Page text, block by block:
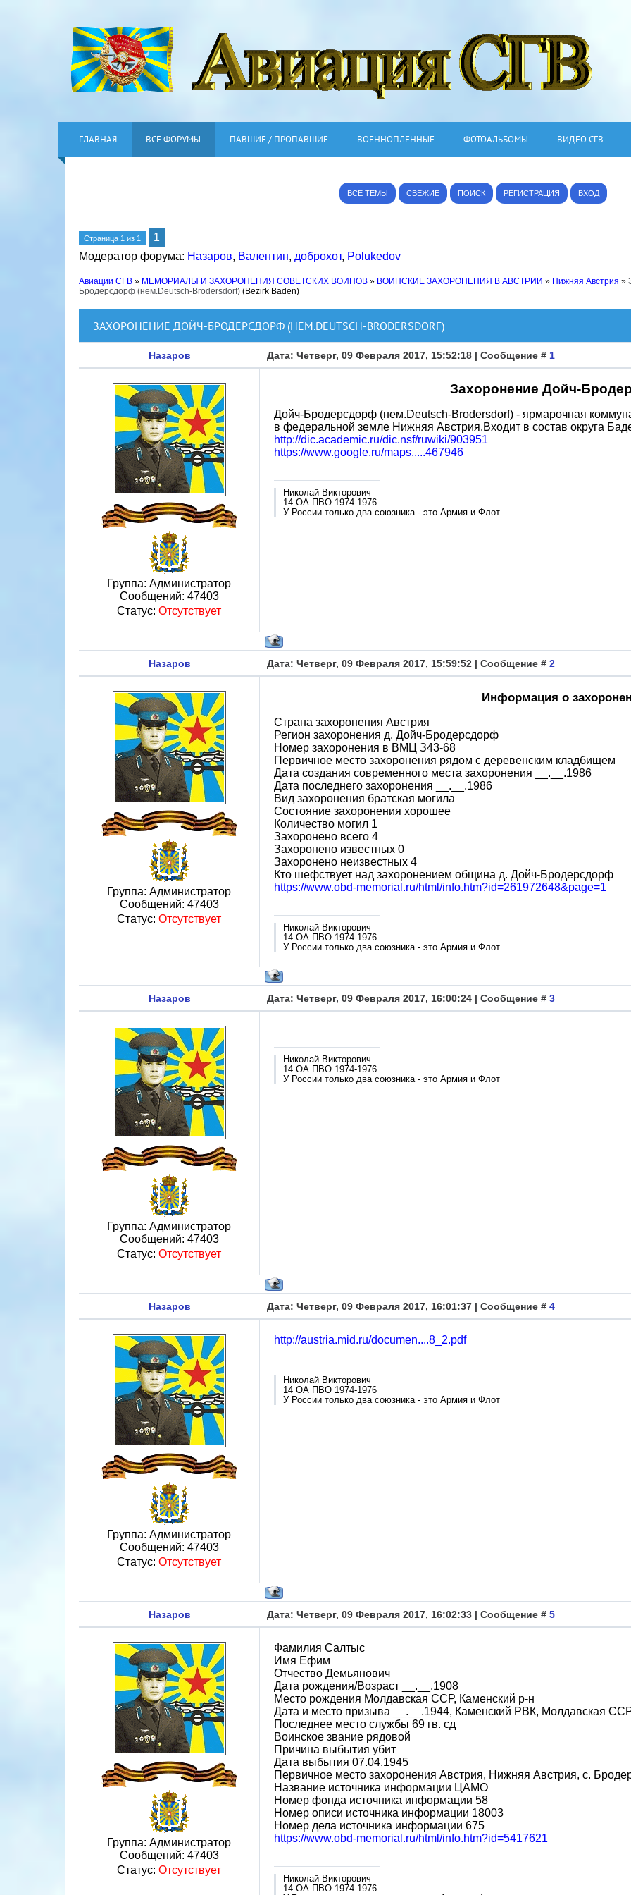
ГЛАВНАЯ ВСЕ ФОРУМЫ ПАВШИЕ / ПРОПАВШИЕ ВОЕННОПЛЕННЫЕ ФОТОАЛЬБОМЫ ВИДЕО СГВ
ВСЕ ТЕМЫ СВЕЖИЕ ПОИСК РЕГИСТРАЦИЯ ВХОД
Страница 1 из 1
1
Модератор форума: Назаров, Валентин, доброхот, Polukedov
Авиации СГВ » МЕМОРИАЛЫ И ЗАХОРОНЕНИЯ СОВЕТСКИХ ВОИНОВ » ВОИНСКИЕ ЗАХОРОНЕНИЯ В АВСТРИИ » Нижняя Австрия »
Бродерсдорф (нем.Deutsch-Brodersdorf) (Bezirk Baden)
ЗАХОРОНЕНИЕ ДОЙЧ-БРОДЕРСДОРФ (НЕМ.DEUTSCH-BRODERSDORF)
Назаров Дата: Четверг, 09 Февраля 2017, 15:52:18 | Сообщение # 1
Группа: Администратор
Сообщений: 47403
Статус: Отсутствует
Захоронение Дойч-
Дойч-Бродерсдорф (нем.Deutsch-Brodersdorf) - ярмарочная
в федеральной земле Нижняя Австрия.Входит в состав округа
http://dic.academic.ru/dic.nsf/ruwiki/903951
https://www.google.ru/maps.....467946
Николай Викторович
14 ОА ПВО 1974-1976
У России только два союзника - это Армия и Флот
Назаров Дата: Четверг, 09 Февраля 2017, 15:59:52 | Сообщение # 2
Группа: Администратор
Сообщений: 47403
Статус: Отсутствует
Информация о
Страна захоронения Австрия
Регион захоронения д. Дойч-Бродерсдорф
Номер захоронения в ВМЦ З43-68
Первичное место захоронения рядом с деревенским кладбищем
Дата создания современного места захоронения __.__.1986
Дата последнего захоронения __.__.1986
Вид захоронения братская могила
Состояние захоронения хорошее
Количество могил 1
Захоронено всего 4
Захоронено известных 0
Захоронено неизвестных 4
Кто шефствует над захоронением община д. Дойч-Бродерсдорф
https://www.obd-memorial.ru/html/info.htm?id=261972648&page=1
Николай Викторович
14 ОА ПВО 1974-1976
У России только два союзника - это Армия и Флот
Назаров Дата: Четверг, 09 Февраля 2017, 16:00:24 | Сообщение # 3
Группа: Администратор
Сообщений: 47403
Статус: Отсутствует
Николай Викторович
14 ОА ПВО 1974-1976
У России только два союзника - это Армия и Флот
Назаров Дата: Четверг, 09 Февраля 2017, 16:01:37 | Сообщение # 4
Группа: Администратор
Сообщений: 47403
Статус: Отсутствует
http://austria.mid.ru/documen....8_2.pdf
Николай Викторович
14 ОА ПВО 1974-1976
У России только два союзника - это Армия и Флот
Назаров Дата: Четверг, 09 Февраля 2017, 16:02:33 | Сообщение # 5
Группа: Администратор
Сообщений: 47403
Статус: Отсутствует
Фамилия Салтыс
Имя Ефим
Отчество Демьянович
Дата рождения/Возраст __.__.1908
Место рождения Молдавская ССР, Каменский р-н
Дата и место призыва __.__.1944, Каменский РВК, Молдавская
Последнее место службы 69 гв. сд
Воинское звание рядовой
Причина выбытия убит
Дата выбытия 07.04.1945
Первичное место захоронения Австрия, Нижняя Австрия, с.
Название источника информации ЦАМО
Номер фонда источника информации 58
Номер описи источника информации 18003
Номер дела источника информации 675
https://www.obd-memorial.ru/html/info.htm?id=5417621
Николай Викторович
14 ОА ПВО 1974-1976